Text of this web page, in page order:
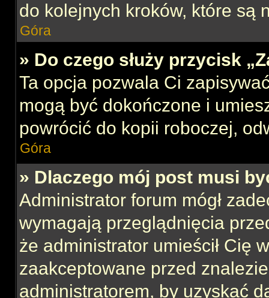
do kolejnych kroków, które są
Góra
» Do czego służy przycisk
Ta opcja pozwala Ci
mogą być dokończone i
powrócić do kopii roboczej,
Góra
» Dlaczego mój post musi
Administrator forum mógł
wymagają przeglądnięcia
że administrator umieścił Cię
zaakceptowane przed
administratorem, by uzyskać